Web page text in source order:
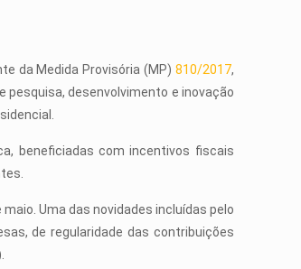
da Medida Provisória (MP) 810/2017,
desenvolvimento e inovação
beneficiadas com incentivos fiscais
Uma das novidades incluídas pelo
de regularidade das contribuições